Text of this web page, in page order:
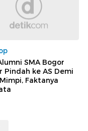
SMA Bogor
Pindah ke AS Demi
Faktanya